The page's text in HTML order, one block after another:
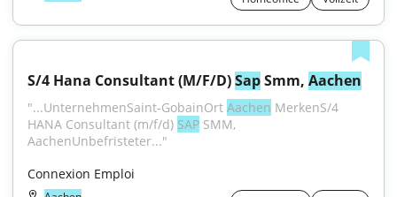
S/4 Hana Consultant (M/F/D) Sap Smm, Aachen
"...UnternehmenSaint-GobainOrt Aachen MerkenS/4
HANA Consultant (m/f/d) SAP SMM,
AachenUnbefristeter..."
Connexion Emploi